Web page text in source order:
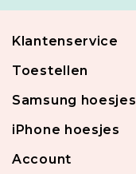
Klantenservice
Toestellen
Samsung hoesjes
iPhone hoesjes
Account